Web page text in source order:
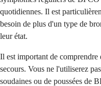
quotidiennes. Il est
besoin de plus d'un type de
leur état.
Il est important de
secours. Vous ne l'utiliserez
soudaines ou de poussées de